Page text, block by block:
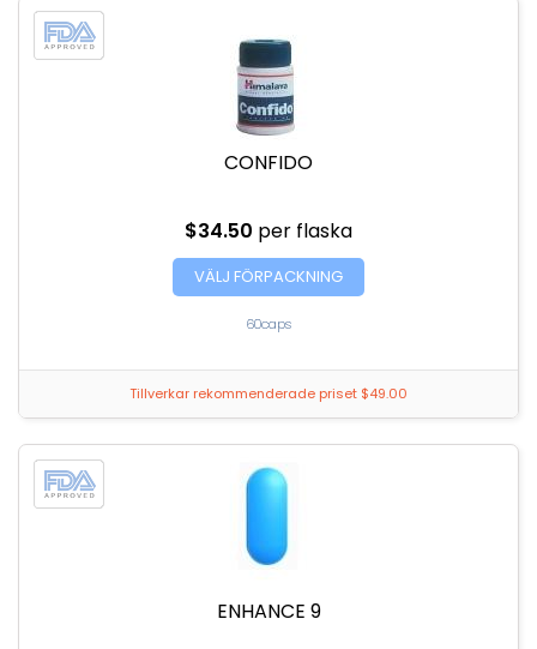
CONFIDO
$34.50 per flaska
VÄLJ FÖRPACKNING
60caps
Tillverkar rekommenderade priset $49.00
ENHANCE 9